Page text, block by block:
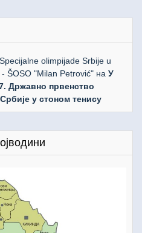
olimpijade Srbije u
ŠOSO "Milan Petrović" на У
Државно првенство
у стоном тенису